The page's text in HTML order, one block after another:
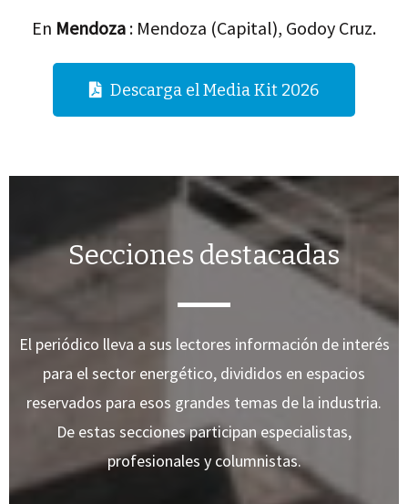
En Mendoza : Mendoza (Capital), Godoy Cruz.
Descarga el Media Kit 2026
Secciones destacadas
El periódico lleva a sus lectores información de interés
para el sector energético, divididos en espacios
reservados para esos grandes temas de la industria.
De estas secciones participan especialistas,
profesionales y columnistas.